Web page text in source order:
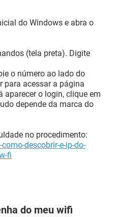
do Windows e abra o
(tela preta). Digite
o número ao lado do
para acessar a página
aparecer o login, clique em
depende da marca do
no procedimento:
descobrir-e-ip-do-
fi
do meu wifi